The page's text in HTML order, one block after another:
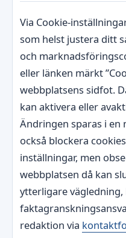
Via Cookie-
som helst justera ditt
och
eller länken märkt
webbplatsens sidfot.
kan aktivera eller
Ändringen sparas i en
också blockera
inställningar, men
webbplatsen då kan
ytterligare
redaktion via